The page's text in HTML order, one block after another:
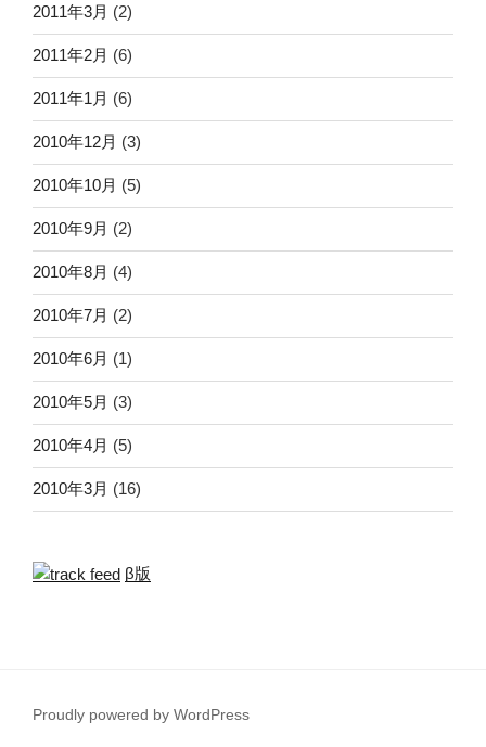
2011年3月 (2)
2011年2月 (6)
2011年1月 (6)
2010年12月 (3)
2010年10月 (5)
2010年9月 (2)
2010年8月 (4)
2010年7月 (2)
2010年6月 (1)
2010年5月 (3)
2010年4月 (5)
2010年3月 (16)
β版
Proudly powered by WordPress